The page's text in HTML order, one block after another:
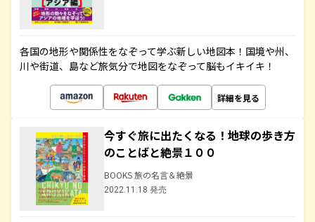
各国の地形や関係性をなぞって学ぶ新しい地図本！国境や州、
川や街道、島など旅気分で地図をなぞって脳もイキイキ！
詳細を見る
今すぐ旅に出たくなる！地球の歩き方
のことばと絶景１００
BOOKS 旅の名言＆絶景
2022.11.18 発売